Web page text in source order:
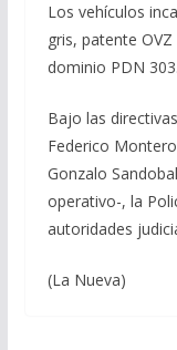
Los vehículos
gris, patente
dominio PDN 303.
Bajo las
Federico
Gonzalo
operativo-, la
autoridades
(La Nueva)